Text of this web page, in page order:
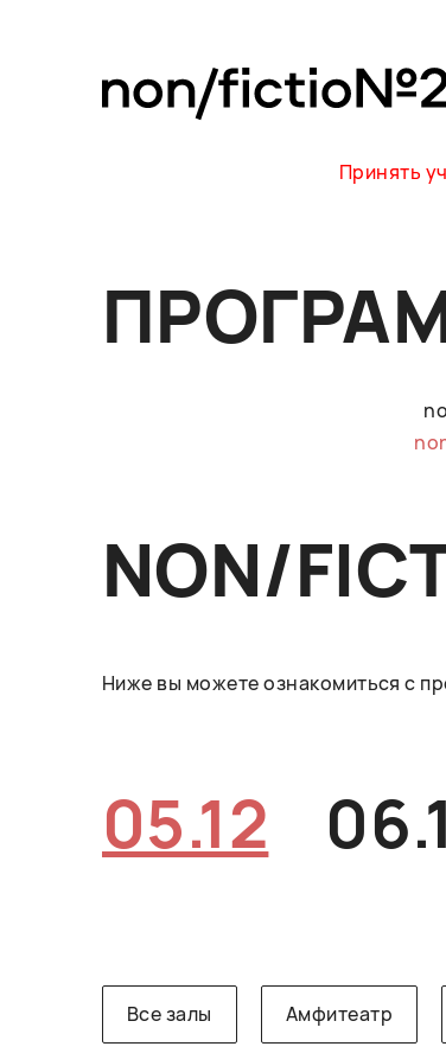
Принять
NON/
Ниже вы можете ознакомиться с
05.12
Все залы Амфитеатр